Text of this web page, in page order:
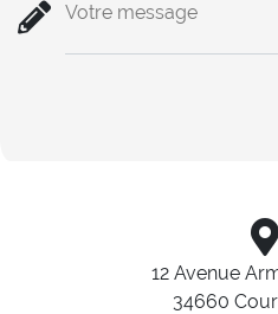
Votre message
12 Avenue
34660